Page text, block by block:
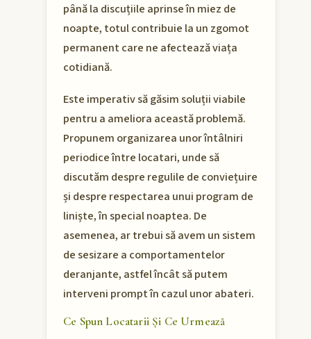
până la discuțiile aprinse în miez de
noapte, totul contribuie la un zgomot
permanent care ne afectează viața
cotidiană.
Este imperativ să găsim soluții viabile
pentru a ameliora această problemă.
Propunem organizarea unor întâlniri
periodice între locatari, unde să
discutăm despre regulile de conviețuire
și despre respectarea unui program de
liniște, în special noaptea. De
asemenea, ar trebui să avem un sistem
de sesizare a comportamentelor
deranjante, astfel încât să putem
interveni prompt în cazul unor abateri.
Ce Spun Locatarii Și Ce Urmează